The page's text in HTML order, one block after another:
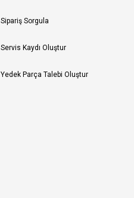
Sipariş Sorgula
Servis Kaydı Oluştur
Yedek Parça Talebi Oluştur